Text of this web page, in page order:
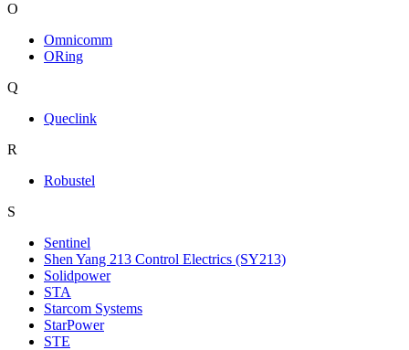
O
Omnicomm
ORing
Q
Queclink
R
Robustel
S
Sentinel
Shen Yang 213 Control Electrics (SY213)
Solidpower
STA
Starcom Systems
StarPower
STE